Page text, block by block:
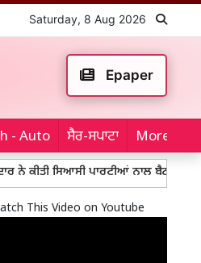
Saturday, 8 Aug 2026
Epaper
- Auto ਸੈਰ-ਸਪਾਟਾ More...
ਸਿਆਸੀ ਪਾਰਟੀਆਂ ਨਾਲ ਬੈਠਕ Mohali
This Video on Youtube